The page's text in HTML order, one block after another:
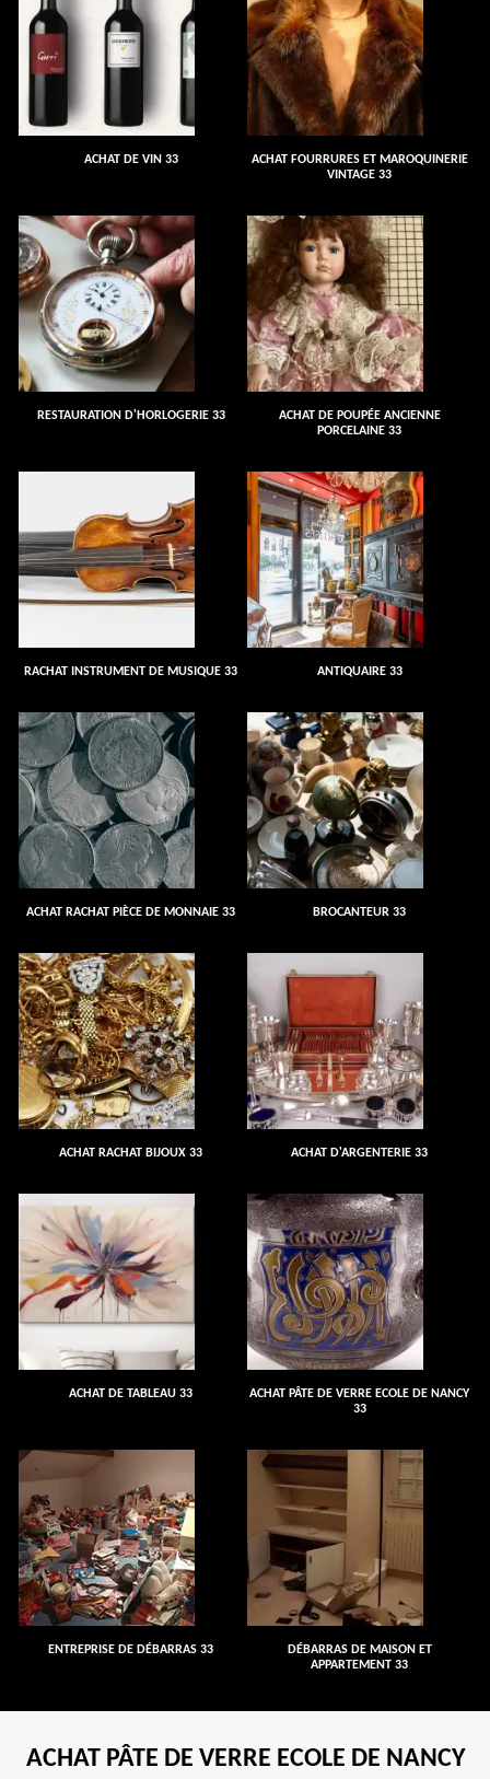
ACHAT DE VIN 33
ACHAT FOURRURES ET MAROQUINERIE
VINTAGE 33
RESTAURATION D'HORLOGERIE 33
ACHAT DE POUPÉE ANCIENNE
PORCELAINE 33
RACHAT INSTRUMENT DE MUSIQUE 33 ANTIQUAIRE 33
ACHAT RACHAT PIÈCE DE MONNAIE 33 BROCANTEUR 33
ACHAT RACHAT BIJOUX 33 ACHAT D'ARGENTERIE 33
ACHAT DE TABLEAU 33
ACHAT PÂTE DE VERRE ECOLE DE NANCY
33
ENTREPRISE DE DÉBARRAS 33
DÉBARRAS DE MAISON ET
APPARTEMENT 33
ACHAT PÂTE DE VERRE ECOLE DE NANCY